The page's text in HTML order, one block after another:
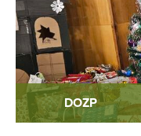
DOZP